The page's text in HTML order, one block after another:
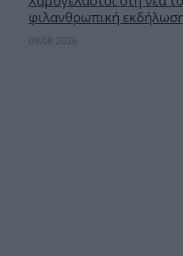
φιλανθρωπική
09.08.2026